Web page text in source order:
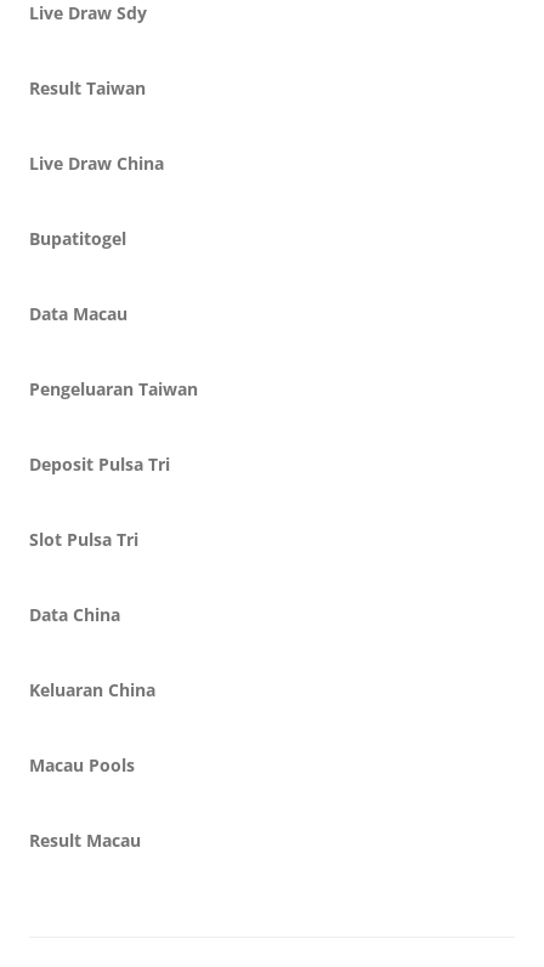
Live Draw Sdy
Result Taiwan
Live Draw China
Bupatitogel
Data Macau
Pengeluaran Taiwan
Deposit Pulsa Tri
Slot Pulsa Tri
Data China
Keluaran China
Macau Pools
Result Macau